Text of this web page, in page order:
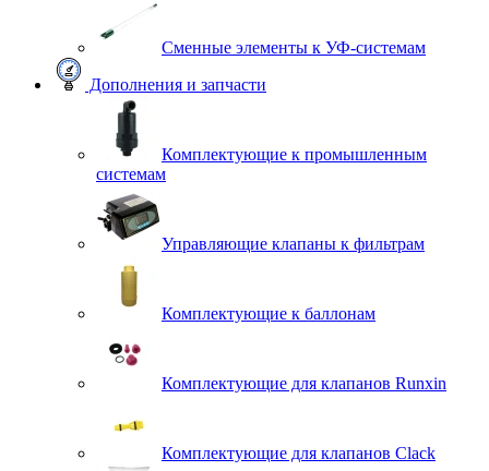
Сменные элементы к УФ-системам
Дополнения и запчасти
Комплектующие к промышленным
системам
Управляющие клапаны к фильтрам
Комплектующие к баллонам
Комплектующие для клапанов Runxin
Комплектующие для клапанов Clack